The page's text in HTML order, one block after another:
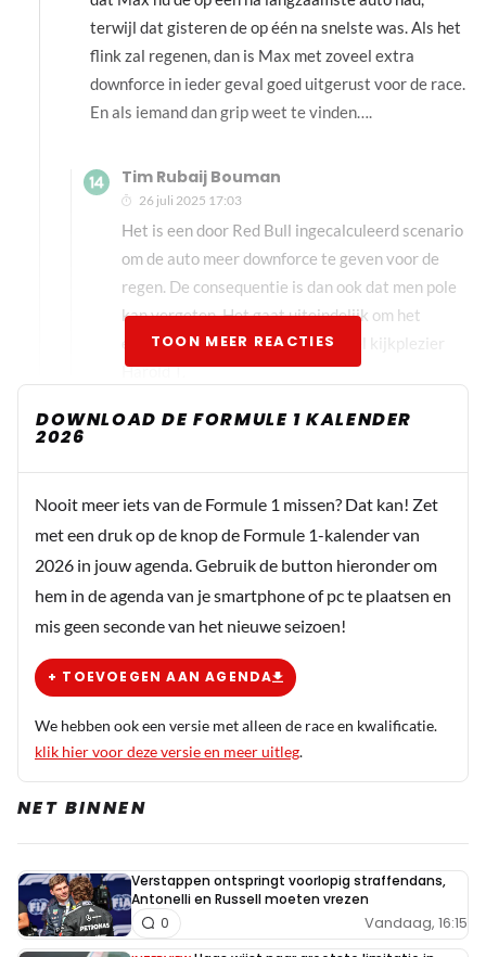
Ep
26 juli 2025 15:05
Mooie drift bocht 1 uit. Helaas kost het hem wel P3…
Ferrari lijkt mij stukje minder dan die van RBR.
HaroldLT
Red Bull heeft genoopt om de downforce te
vergroten. Want met die afstelling van gisteren voor
de sprint, had hij de wapens om de McLaren’s te
terwijl dat gisteren de op één na snelste was. Als het
flink zal regenen, dan is Max met zoveel extra
downforce in ieder geval goed uitgerust voor de race.
En als iemand dan grip weet te vinden….
Tim Rubaij Bouman
26 juli 2025 17:03
Het is een door Red Bull ingecalculeerd scenario
om de auto meer downforce te geven voor de
regen. De consequentie is dan ook dat men pole
kan vergeten. Het gaat uiteindelijk om het
eindresultaat en niet om pole. Veel kijkplezier
Harold T.
Ik hoop dat het nu beter uitpakt. Ook veel plezier
voor morgen
TOON MEER REACTIES
DOWNLOAD DE FORMULE 1 KALENDER
2026
Nooit meer iets van de Formule 1 missen? Dat kan! Zet
met een druk op de knop de Formule 1-kalender van
2026 in jouw agenda. Gebruik de button hieronder om
hem in de agenda van je smartphone of pc te plaatsen en
mis geen seconde van het nieuwe seizoen!
+ TOEVOEGEN AAN AGENDA
We hebben ook een versie met alleen de race en kwalificatie.
klik hier voor deze versie en meer uitleg.
NET BINNEN
Verstappen ontspringt voorlopig straffendans,
Antonelli en Russell moeten vrezen
Vandaag, 16:15
0